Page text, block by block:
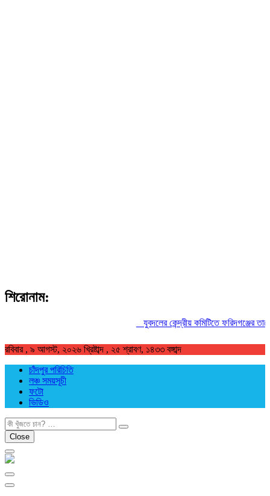
শিরোনাম:
যুবদলের কেন্দ্রীয় কমিটিতে ফরিদগঞ্জের
রবিবার , ৯ আগস্ট, ২০২৬ খ্রিষ্টাব্দ , ২৫ শ্রাবণ, ১৪৩৩ বঙ্গাব্দ
চাঁদপুর পরিচিতি
লঞ্চ সময়সূচী
ফটো
ভিডিও
খুজুন
Close